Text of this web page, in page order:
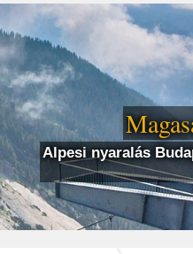
Alpesi nyaralás